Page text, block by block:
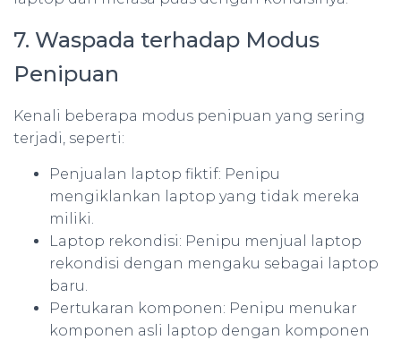
7. Waspada terhadap Modus
Penipuan
Kenali beberapa modus penipuan yang sering
terjadi, seperti:
Penjualan laptop fiktif: Penipu
mengiklankan laptop yang tidak mereka
miliki.
Laptop rekondisi: Penipu menjual laptop
rekondisi dengan mengaku sebagai laptop
baru.
Pertukaran komponen: Penipu menukar
komponen asli laptop dengan komponen